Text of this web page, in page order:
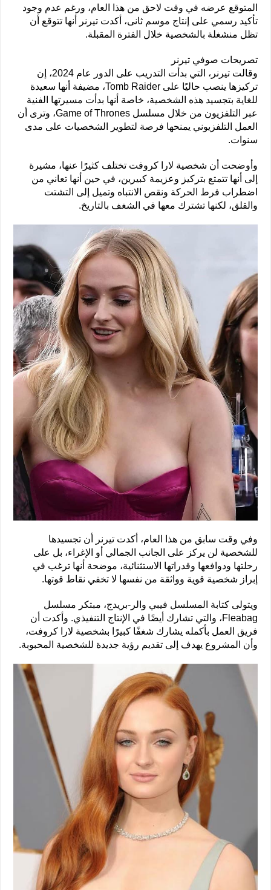
المتوقع عرضه في وقت لاحق من هذا العام، ورغم عدم وجود
تأكيد رسمي على إنتاج موسم ثانى، أكدت تيرنر أنها تتوقع أن
تظل منشغلة بالشخصية خلال الفترة المقبلة.
تصريحات صوفي تيرنر
وقالت تيرنر، التي بدأت التدريب على الدور عام 2024، إن
تركيزها ينصب حاليًا على Tomb Raider، مضيفة أنها سعيدة
للغاية بتجسيد هذه الشخصية، خاصة أنها بدأت مسيرتها الفنية
عبر التلفزيون من خلال مسلسل Game of Thrones، وترى أن
العمل التلفزيوني يمنحها فرصة لتطوير الشخصيات على مدى
سنوات.
وأوضحت أن شخصية لارا كروفت تختلف كثيرًا عنها، مشيرة
إلى أنها تتمتع بتركيز وعزيمة كبيرين، في حين أنها تعاني من
اضطراب فرط الحركة ونقص الانتباه وتميل إلى التشتت
والقلق، لكنها تشترك معها في الشغف بالتاريخ.
وفي وقت سابق من هذا العام، أكدت تيرنر أن تجسيدها
للشخصية لن يركز على الجانب الجمالي أو الإغراء، بل على
رحلتها ودوافعها وقدراتها الاستثنائية، موضحة أنها ترغب في
إبراز شخصية قوية وواثقة من نفسها لا تخفي نقاط قوتها.
ويتولى كتابة المسلسل فيبي والر-بريدج، مبتكر مسلسل
Fleabag، والتي تشارك أيضًا في الإنتاج التنفيذي. وأكدت أن
فريق العمل بأكمله يشارك شغفًا كبيرًا بشخصية لارا كروفت،
وأن المشروع يهدف إلى تقديم رؤية جديدة للشخصية المحبوبة.